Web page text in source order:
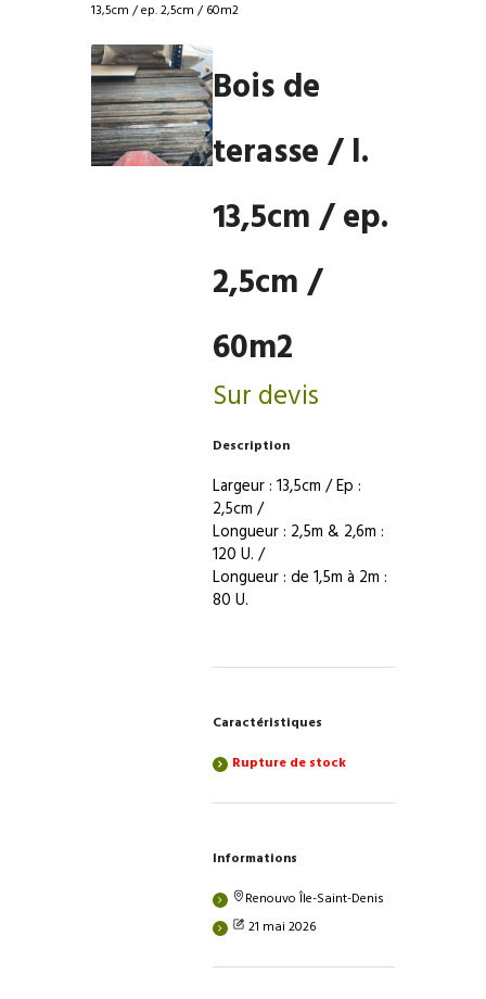
13,5cm / ep. 2,5cm / 60m2
Bois de
terasse / l.
13,5cm / ep.
2,5cm /
60m2
Sur devis
Description
Largeur : 13,5cm / Ep :
2,5cm /
Longueur : 2,5m & 2,6m :
120 U. /
Longueur : de 1,5m à 2m :
80 U.
Caractéristiques
Rupture de stock
Informations
Renouvo Île-Saint-Denis
21 mai 2026